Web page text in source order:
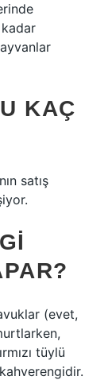
kadar
KAÇ
satış
(evet,
tüylü